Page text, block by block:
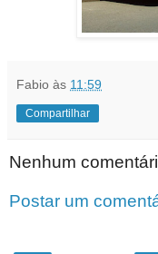
Fabio às 11:59
Compartilhar
Nenhum
Postar um